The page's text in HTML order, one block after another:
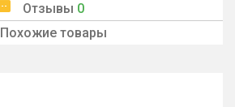
Отзывы 0
Похожие товары